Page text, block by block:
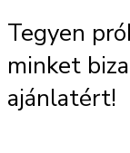
Tegyen
minket
ajánlatért!